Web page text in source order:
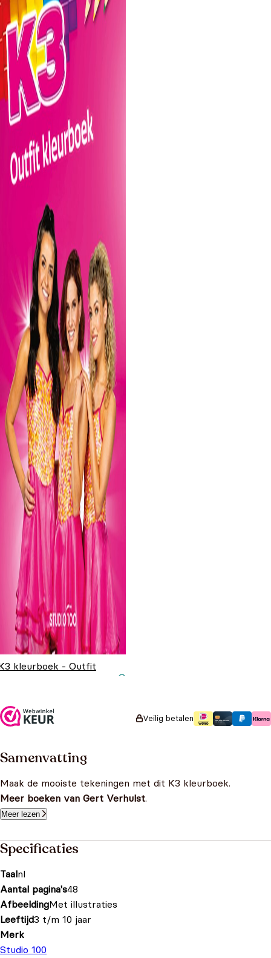
kleurboek - Outfit
€6,99.
Veilig betalen
Samenvatting
Maak de mooiste tekeningen met dit K3 kleurboek.
Meer boeken van Gert Verhulst.
Meer lezen
Specificaties
Taalnl
Aantal pagina's48
AfbeeldingMet illustraties
Leeftijd3 t/m 10 jaar
Merk
Studio 100